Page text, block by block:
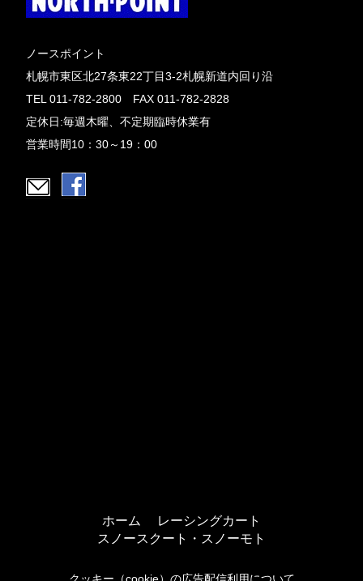
ノースポイント
札幌市東区北27条東22丁目3-2札幌新道内回り沿
TEL 011-782-2800 FAX 011-782-2828
定休日:毎週木曜、不定期臨時休業有
営業時間10：30～19：00
ホーム
レーシングカート
スノースクート・スノーモト